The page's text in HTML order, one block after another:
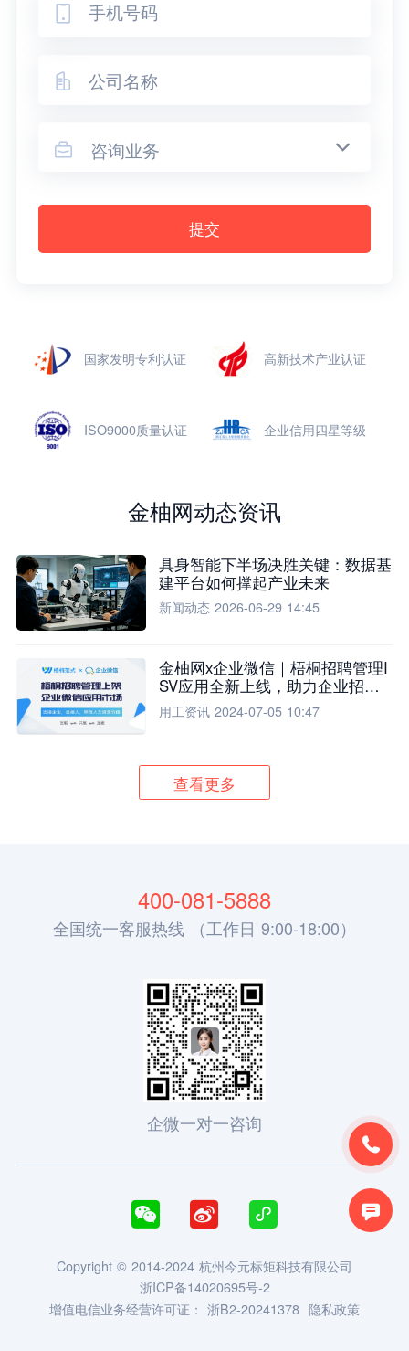


 咨询业务
提交
国家发明专利认证 高新技术产业认证
ISO9000质量认证 企业信用四星等级
金柚网动态资讯
具身智能下半场决胜关键：数据基
建平台如何撑起产业未来
新闻动态 2026-06-29 14:45
金柚网x企业微信｜梧桐招聘管理I
SV应用全新上线，助力企业招聘
流程全面升级
用工资讯 2024-07-05 10:47
查看更多


400-081-5888
全国统一客服热线 （工作日 9:00-18:00）
企微一对一咨询
  
Copyright © 2014-2024 杭州今元标矩科技有限公司
浙ICP备14020695号-2
增值电信业务经营许可证： 浙B2-20241378 隐私政策